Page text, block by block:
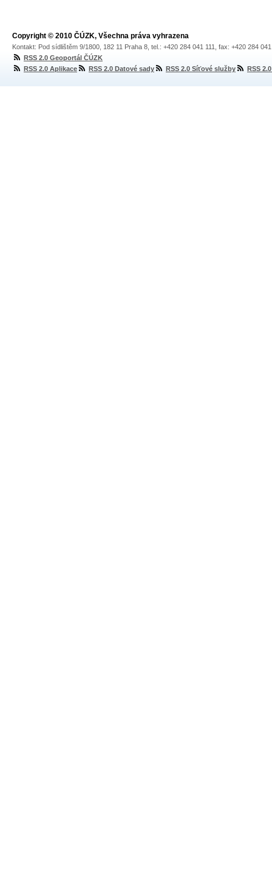
Copyright © 2010 ČÚZK, Všechna práva vyhrazena
Kontakt: Pod sídlištěm 9/1800, 182 11 Praha 8, tel.: +420 284 041 111, fax: +420 284
RSS 2.0 Geoportál ČÚZK
RSS 2.0 Aplikace
RSS 2.0 Datové sady RSS 2.0 Síťové služby RSS